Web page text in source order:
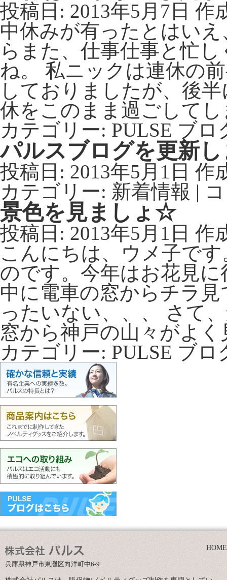
投稿日: 2013年5月7日 作
中休みが有ったとはい
らまた、仕事仕事と忙
ね。 私ニックは連休の
しておりましたが、後
休をこのまま過ごして
カテゴリー: PULSE ブロ
パルスブログを更新
投稿日: 2013年5月1日 作
カテゴリー: 新着情報 |
景色を見ましょ☆
投稿日: 2013年5月1日 作
こんにちは、ウメ子で
のです。今年はお花見
中に電車の窓からチラ
ったいない、、、 さて
窓から神戸の山々がよ
カテゴリー: PULSE ブロ
兵庫県神戸市東灘区向洋町中6-9
HOME